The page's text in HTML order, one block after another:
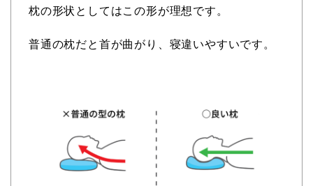
枕の形状としてはこの形が理想です。
普通の枕だと首が曲がり、寝違いやすいです。